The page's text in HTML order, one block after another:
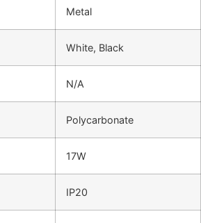
Metal
White, Black
N/A
Polycarbonate
17W
IP20